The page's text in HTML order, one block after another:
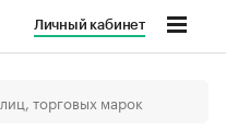
Личный кабинет